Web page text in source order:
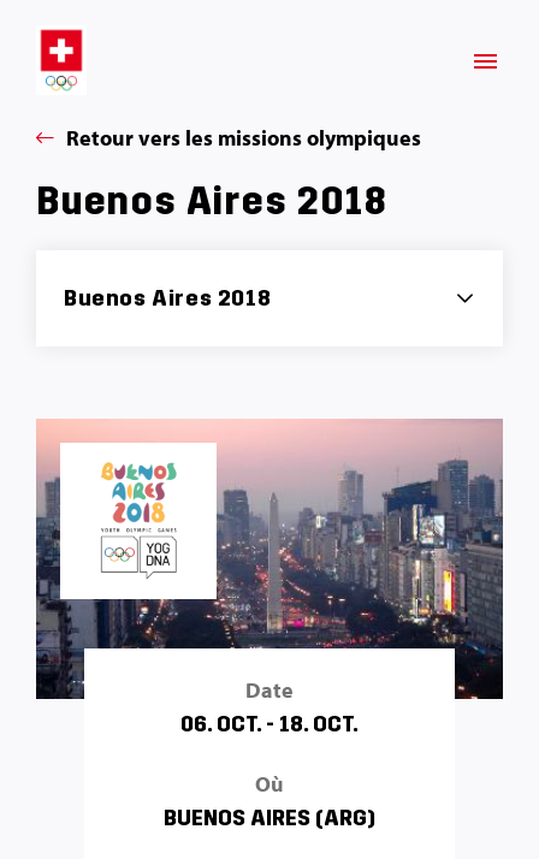
Retour vers les missions olympiques
Buenos Aires 2018
Buenos Aires 2018
Date
06. OCT. - 18. OCT.
Où
BUENOS AIRES (ARG)